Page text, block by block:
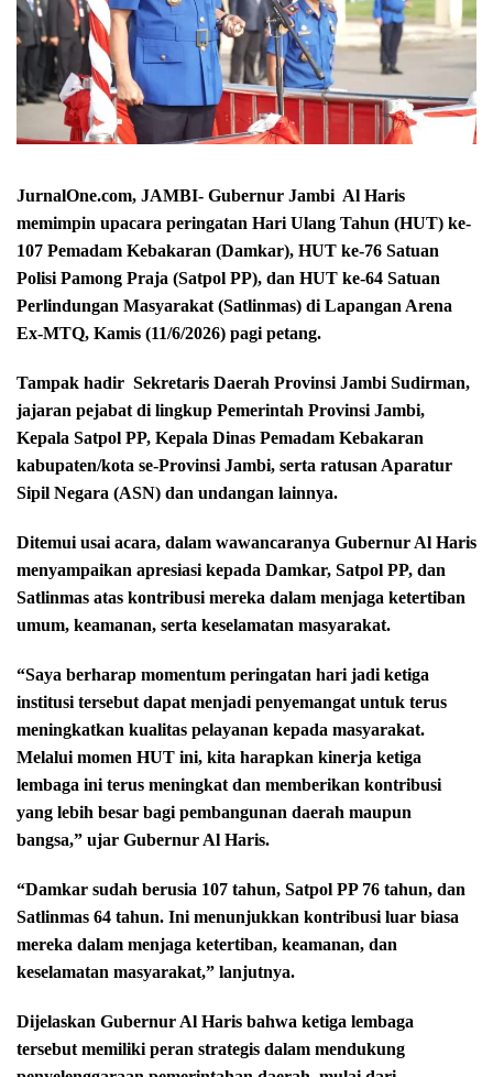
JurnalOne.com, JAMBI- Gubernur Jambi Al Haris
memimpin upacara peringatan Hari Ulang Tahun (HUT) ke-
107 Pemadam Kebakaran (Damkar), HUT ke-76 Satuan
Polisi Pamong Praja (Satpol PP), dan HUT ke-64 Satuan
Perlindungan Masyarakat (Satlinmas) di Lapangan Arena
Ex-MTQ, Kamis (11/6/2026) pagi petang.
Tampak hadir Sekretaris Daerah Provinsi Jambi Sudirman,
jajaran pejabat di lingkup Pemerintah Provinsi Jambi,
Kepala Satpol PP, Kepala Dinas Pemadam Kebakaran
kabupaten/kota se-Provinsi Jambi, serta ratusan Aparatur
Sipil Negara (ASN) dan undangan lainnya.
Ditemui usai acara, dalam wawancaranya Gubernur Al Haris
menyampaikan apresiasi kepada Damkar, Satpol PP, dan
Satlinmas atas kontribusi mereka dalam menjaga ketertiban
umum, keamanan, serta keselamatan masyarakat.
“Saya berharap momentum peringatan hari jadi ketiga
institusi tersebut dapat menjadi penyemangat untuk terus
meningkatkan kualitas pelayanan kepada masyarakat.
Melalui momen HUT ini, kita harapkan kinerja ketiga
lembaga ini terus meningkat dan memberikan kontribusi
yang lebih besar bagi pembangunan daerah maupun
bangsa,” ujar Gubernur Al Haris.
“Damkar sudah berusia 107 tahun, Satpol PP 76 tahun, dan
Satlinmas 64 tahun. Ini menunjukkan kontribusi luar biasa
mereka dalam menjaga ketertiban, keamanan, dan
keselamatan masyarakat,” lanjutnya.
Dijelaskan Gubernur Al Haris bahwa ketiga lembaga
tersebut memiliki peran strategis dalam mendukung